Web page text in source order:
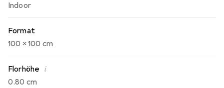
Indoor
Format
100 x 100 cm
Florhöhe i
0.80 cm